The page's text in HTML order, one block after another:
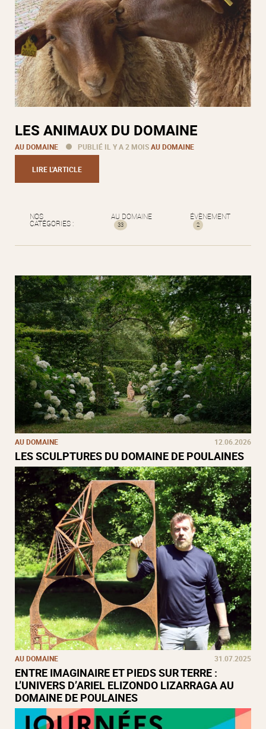
LES ANIMAUX DU DOMAINE
AU DOMAINE PUBLIÉ IL Y A 2 MOISAU DOMAINE
LIRE L'ARTICLE
NOS
CATÉGORIES :
AU DOMAINE
33
ÉVÈNEMENT
2
AU DOMAINE 12.06.2026
LES SCULPTURES DU DOMAINE DE POULAINES
AU DOMAINE 31.07.2025
ENTRE IMAGINAIRE ET PIEDS SUR TERRE :
L’UNIVERS D’ARIEL ELIZONDO LIZARRAGA AU
DOMAINE DE POULAINES